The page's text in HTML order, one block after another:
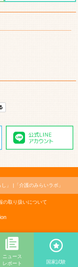
」 「介護のみらいラボ」
の取り扱いについて
ニュース
レポート
国家試験